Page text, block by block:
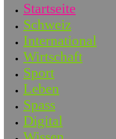
Startseite
Schweiz
International
Wirtschaft
Sport
Leben
Spass
Digital